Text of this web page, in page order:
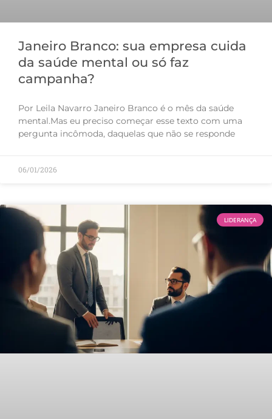
Janeiro Branco: sua empresa cuida
da saúde mental ou só faz
campanha?
Por Leila Navarro Janeiro Branco é o mês da saúde
mental.Mas eu preciso começar esse texto com uma
pergunta incômoda, daquelas que não se responde
06/01/2026
LIDERANÇA